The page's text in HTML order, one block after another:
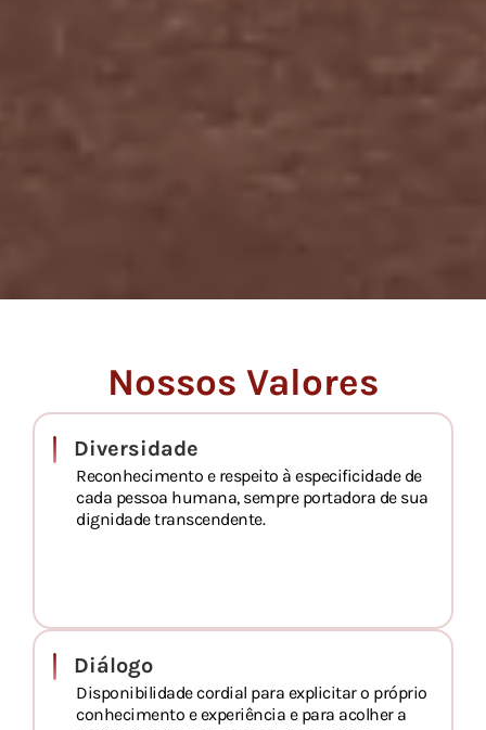
Nossos Valores
Diversidade
Reconhecimento e respeito à especificidade de
cada pessoa humana, sempre portadora de sua
dignidade transcendente.
Diálogo
Disponibilidade cordial para explicitar o próprio
conhecimento e experiência e para acolher a